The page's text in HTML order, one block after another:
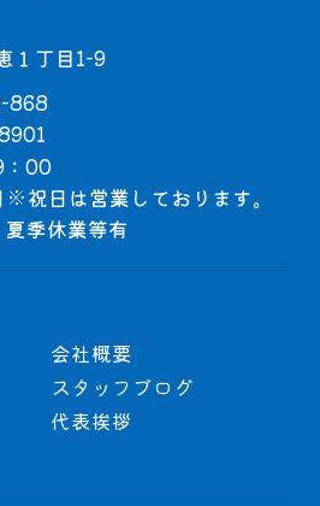
１丁目1-9
868
00
祝日は営業しております。
季休業等有
会社概要
スタッフブログ
代表挨拶